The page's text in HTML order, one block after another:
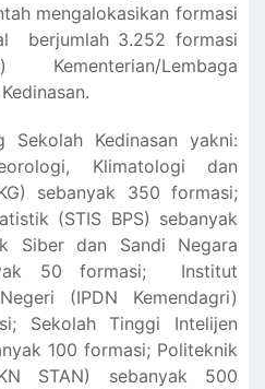
mengalokasikan formasi
berjumlah 3.252 formasi
Lembaga
Sekolah Kedinasan yakni:
Klimatologi dan
sebanyak 350 formasi;
(STIS BPS) sebanyak
Siber dan Sandi Negara
50 formasi; Institut
(IPDN Kemendagri)
Sekolah Tinggi Intelijen
100 formasi; Politeknik
STAN) sebanyak 500